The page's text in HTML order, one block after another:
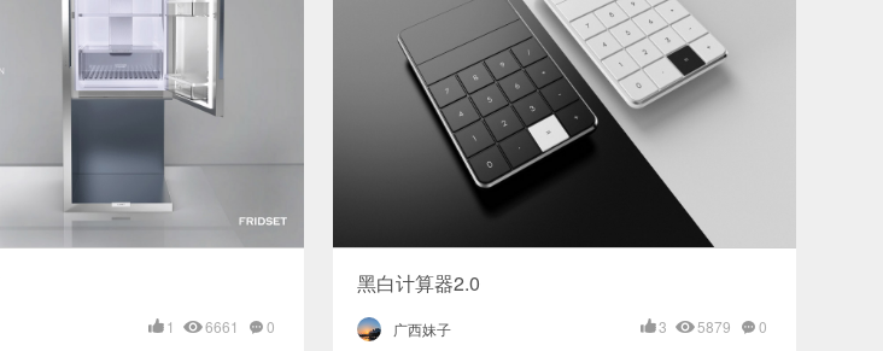
1 6661 0
黑白计算器2.0
广西妹子 3 5879 0